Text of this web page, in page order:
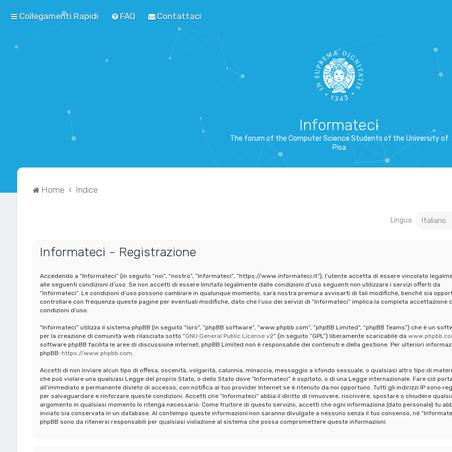
Collegamenti Rapidi FAQ Contattaci
Informateci
The forum of the Computer Science Students of the University of
Pisa
Home Indice
Lingua:
Informateci - Registrazione
Accedendo a “Informateci” (in seguito “noi”, “nostro”, “Informateci”, “https://www.informateci.it”), l’utente accetta di essere vincolato
alle seguenti condizioni d’uso. Se non accetti di essere limitato legalmente dalle condizioni d’uso seguenti non utilizzare i servizi offerti da
“Informateci”. Le condizioni d’uso possono cambiare in qualunque momento, sarà nostra premura avvisarti di tali modifiche, benché sia
controllare con frequenza queste pagine per eventuali modifiche, dato che l’uso dei servizi di “Informateci” implica la completa accettazione
condizioni d’uso.
“Informateci” utilizza il sistema phpBB (in seguito “loro”, “phpBB software”, “www.phpbb.com”, “phpBB Limited”, “phpBB Teams”) che è un
per la creazione di comunità web rilasciata sotto “GNU General Public License v2” (in seguito “GPL”) liberamente scaricabile da
software phpBB facilita le aree di discussione internet; phpBB Limited non è responsabile dei contenuti e della gestione. Per ulteriori
phpBB: https://www.phpbb.com.
Accetti di non inviare alcun tipo di offesa, oscenità, volgarità, calunnia, minaccia, messaggio a sfondo sessuale, o qualsiasi altro tipo di
che può violare una qualsiasi Legge del proprio Stato, o dello Stato dove “Informateci” è ospitato, o di una Legge internazionale. Fare ciò porta
all’immediato e permanente divieto di accesso, con notifica al tuo provider Internet se è ritenuto da noi opportuno. Tutti gli indirizzi IP sono
per salvaguardare e rinforzare queste condizioni. Accetti che “Informateci” abbia il diritto di rimuovere, riscrivere, spostare o chiudere
argomento in qualsiasi momento lo ritenga necessario. Come fruitore di questo servizio, accetti che ogni informazione (dato personale) tu
inviato sia conservata in un database. Al contempo queste informazioni non saranno divulgate a nessuno senza il tuo consenso, né
phpBB sono da ritenersi responsabili per qualsiasi violazione al sistema che possa compromettere queste informazioni.